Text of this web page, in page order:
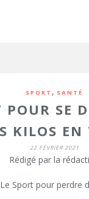
SPORT , SANTÉ
SE
KILOS EN
22 FÉVRIER 2021
Rédigé par la